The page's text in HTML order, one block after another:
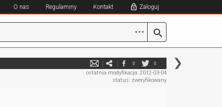
O nas Regulaminy Kontakt Zaloguj
⋯
0 0
ostatnia modyfikacja: 2012-03-04
status: zweryfikowany